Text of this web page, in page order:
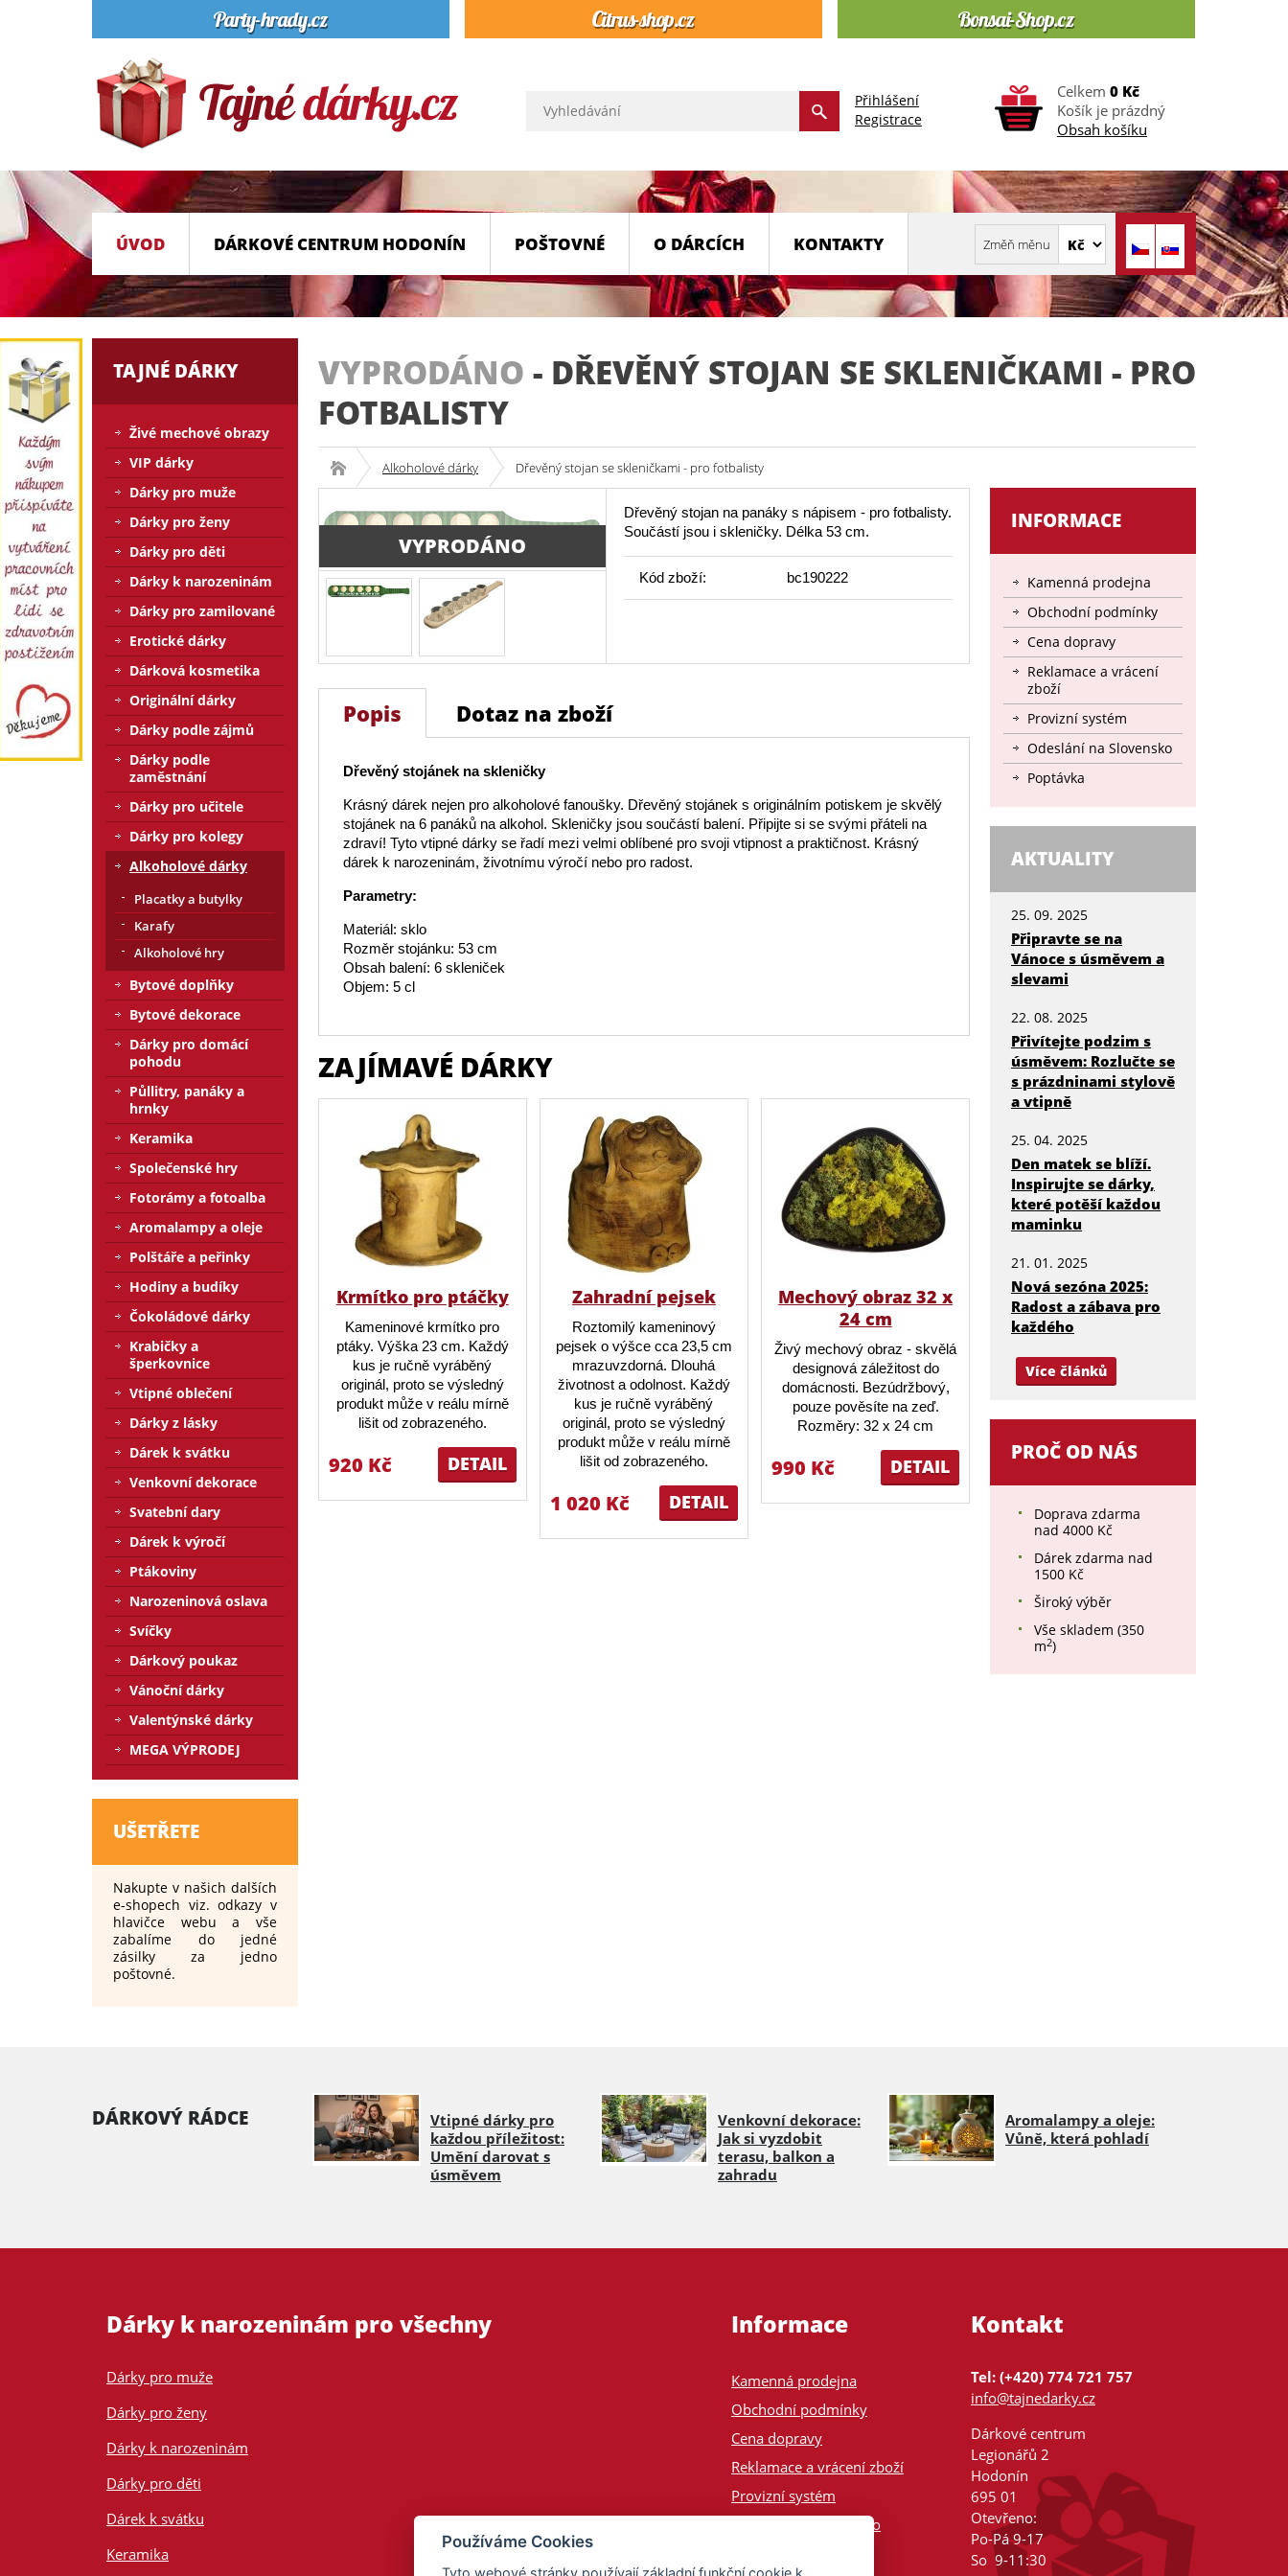
Přihlášení
Registrace
Celkem 0 Kč
Košík je prázdný
Obsah košíku
ÚVOD DÁRKOVÉ CENTRUM HODONÍN POŠTOVNÉ O DÁRCÍCH KONTAKTY
VYPRODÁNO - DŘEVĚNÝ STOJAN SE SKLENIČKAMI - PRO
FOTBALISTY
Alkoholové dárky Dřevěný stojan se skleničkami - pro fotbalisty
VYPRODÁNO
Dřevěný stojan na panáky s nápisem - pro fotbalisty.
Součástí jsou i skleničky. Délka 53 cm.
Kód zboží: bc190222
Popis Dotaz na zboží
Dřevěný stojánek na skleničky
Krásný dárek nejen pro alkoholové fanoušky. Dřevěný stojánek s originálním potiskem je skvělý
stojánek na 6 panáků na alkohol. Skleničky jsou součástí balení. Připijte si se svými přáteli na
zdraví! Tyto vtipné dárky se řadí mezi velmi oblíbené pro svoji vtipnost a praktičnost. Krásný
dárek k narozeninám, životnímu výročí nebo pro radost.
Parametry:
Materiál: sklo
Rozměr stojánku: 53 cm
Obsah balení: 6 skleniček
Objem: 5 cl
ZAJÍMAVÉ DÁRKY
Krmítko pro ptáčky
Kameninové krmítko pro
ptáky. Výška 23 cm. Každý
kus je ručně vyráběný
originál, proto se výsledný
produkt může v reálu mírně
lišit od zobrazeného.
DETAIL
920 Kč
Zahradní pejsek
Roztomilý kameninový
pejsek o výšce cca 23,5 cm
mrazuvzdorná. Dlouhá
životnost a odolnost. Každý
kus je ručně vyráběný
originál, proto se výsledný
produkt může v reálu mírně
lišit od zobrazeného.
DETAIL
1 020 Kč
Mechový obraz 32 x
24 cm
Živý mechový obraz - skvělá
designová záležitost do
domácnosti. Bezúdržbový,
pouze pověsíte na zeď.
Rozměry: 32 x 24 cm
DETAIL
990 Kč
INFORMACE
Kamenná prodejna
Obchodní podmínky
Cena dopravy
Reklamace a vrácení
zboží
Provizní systém
Odeslání na Slovensko
Poptávka
AKTUALITY
25. 09. 2025
Připravte se na
Vánoce s úsměvem a
slevami
22. 08. 2025
Přivítejte podzim s
úsměvem: Rozlučte se
s prázdninami stylově
a vtipně
25. 04. 2025
Den matek se blíží.
Inspirujte se dárky,
které potěší každou
maminku
21. 01. 2025
Nová sezóna 2025:
Radost a zábava pro
každého
Více článků
PROČ OD NÁS
Doprava zdarma
nad 4000 Kč
Dárek zdarma nad
1500 Kč
Široký výběr
Vše skladem (350
m2)
TAJNÉ DÁRKY
Živé mechové obrazy
VIP dárky
Dárky pro muže
Dárky pro ženy
Dárky pro děti
Dárky k narozeninám
Dárky pro zamilované
Erotické dárky
Dárková kosmetika
Originální dárky
Dárky podle zájmů
Dárky podle
zaměstnání
Dárky pro učitele
Dárky pro kolegy
Alkoholové dárky
Placatky a butylky
Karafy
Alkoholové hry
Bytové doplňky
Bytové dekorace
Dárky pro domácí
pohodu
Půllitry, panáky a
hrnky
Keramika
Společenské hry
Fotorámy a fotoalba
Aromalampy a oleje
Polštáře a peřinky
Hodiny a budíky
Čokoládové dárky
Krabičky a
šperkovnice
Vtipné oblečení
Dárky z lásky
Dárek k svátku
Venkovní dekorace
Svatební dary
Dárek k výročí
Ptákoviny
Narozeninová oslava
Svíčky
Dárkový poukaz
Vánoční dárky
Valentýnské dárky
MEGA VÝPRODEJ
UŠETŘETE
Nakupte v našich dalších
e-shopech viz. odkazy v
hlavičce webu a vše
zabalíme do jedné
zásilky za jedno
poštovné.
DÁRKOVÝ RÁDCE
Vtipné dárky pro
každou příležitost:
Umění darovat s
úsměvem
Venkovní dekorace:
Jak si vyzdobit
terasu, balkon a
zahradu
Aromalampy a oleje:
Vůně, která pohladí
Dárky k narozeninám pro všechny
Dárky pro muže
Dárky pro ženy
Dárky k narozeninám
Dárky pro děti
Dárek k svátku
Keramika
Informace
Kamenná prodejna
Obchodní podmínky
Cena dopravy
Reklamace a vrácení zboží
Provizní systém
Odeslání na Slovensko
Kontakt
Tel: (+420) 774 721 757
info@tajnedarky.cz
Dárkové centrum
Legionářů 2
Hodonín
695 01
Otevřeno:
Po-Pá 9-17
So 9-11:30
Používáme Cookies
Tyto webové stránky používají základní funkční cookie k